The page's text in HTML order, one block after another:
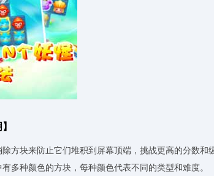
方块来防止它们堆积到屏幕顶端，挑战更高的分数和
多种颜色的方块，每种颜色代表不同的类型和难度。